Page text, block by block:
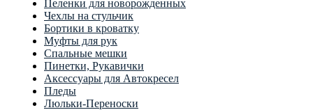
Пеленки для новорожденных
Чехлы на стульчик
Бортики в кроватку
Муфты для рук
Спальные мешки
Пинетки, Рукавички
Аксессуары для Автокресел
Пледы
Люльки-Переноски